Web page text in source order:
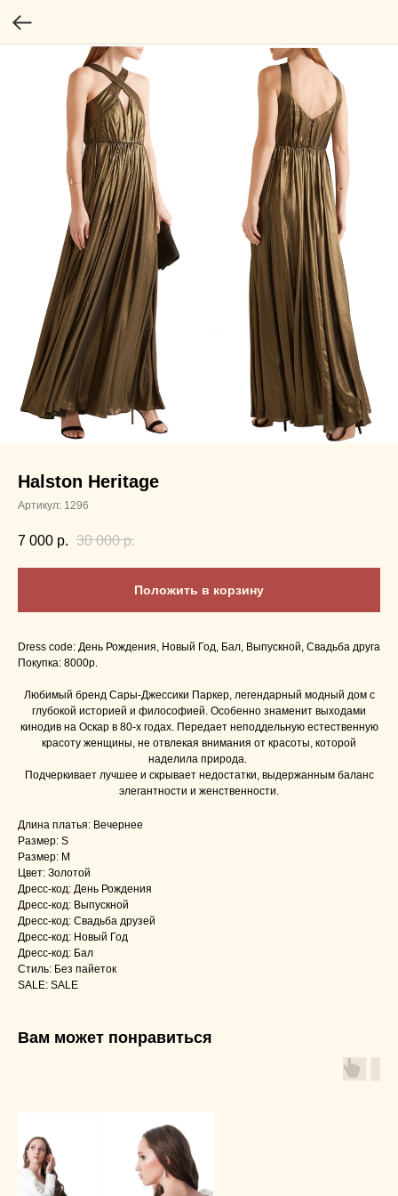
Halston Heritage
Артикул: 1296
7 000 р. 30 000 р.
Положить в корзину
Dress code: День Рождения, Новый Год, Бал, Выпускной, Свадьба друга
Покупка: 8000p.
Любимый бренд Сары-Джессики Паркер, легендарный модный дом с
глубокой историей и философией. Особенно знаменит выходами
кинодив на Оскар в 80-х годах. Передает неподдельную естественную
красоту женщины, не отвлекая внимания от красоты, которой
наделила природа.
Подчеркивает лучшее и скрывает недостатки, выдержанным баланс
элегантности и женственности.
Длина платья: Вечернее
Размер: S
Размер: M
Цвет: Золотой
Дресс-код: День Рождения
Дресс-код: Выпускной
Дресс-код: Свадьба друзей
Дресс-код: Новый Год
Дресс-код: Бал
Стиль: Без пайеток
SALE: SALE
Вам может понравиться